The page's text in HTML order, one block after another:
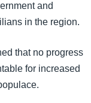
and
in the region.
that no progress
for increased